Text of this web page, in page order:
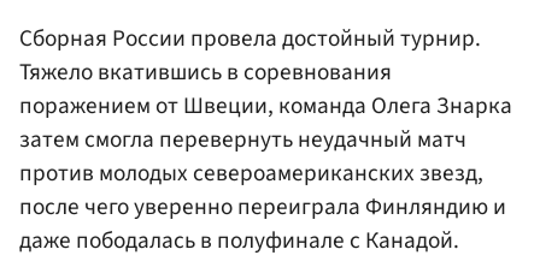
Сборная России провела достойный турнир.
Тяжело вкатившись в соревнования
поражением от Швеции, команда Олега Знарка
затем смогла перевернуть неудачный матч
против молодых североамериканских звезд,
после чего уверенно переиграла Финляндию и
даже пободалась в полуфинале с Канадой.